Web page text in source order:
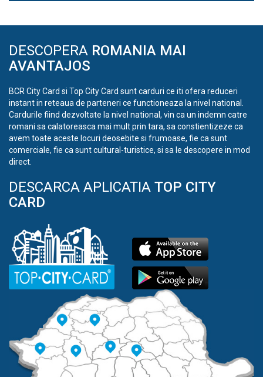
DESCOPERA ROMANIA MAI
AVANTAJOS
BCR City Card si Top City Card sunt carduri ce iti ofera reduceri
instant in reteaua de parteneri ce functioneaza la nivel national.
Cardurile fiind dezvoltate la nivel national, vin ca un indemn catre
romani sa calatoreasca mai mult prin tara, sa constientizeze ca
avem toate aceste locuri deosebite si frumoase, fie ca sunt
comerciale, fie ca sunt cultural-turistice, si sa le descopere in mod
direct.
DESCARCA APLICATIA TOP CITY
CARD